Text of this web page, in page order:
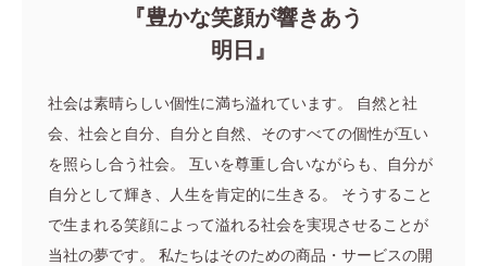
『豊かな笑顔が響きあう
明日』
社会は素晴らしい個性に満ち溢れています。
自然と社
会、社会と自分、自分と自然、そのすべての個性が互い
を照らし合う社会。
互いを尊重し合いながらも、自分が
自分として輝き、人生を肯定的に生きる。
そうすること
で生まれる笑顔によって溢れる社会を実現させることが
当社の夢です。
私たちはそのための商品・サービスの開